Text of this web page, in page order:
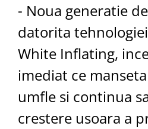
- Noua generatie
datorita
White Inflating,
imediat ce
umfle si continua
crestere usoara a